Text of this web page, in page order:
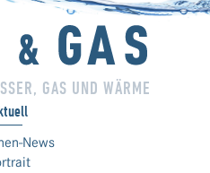
GAS UND WÄRME
News